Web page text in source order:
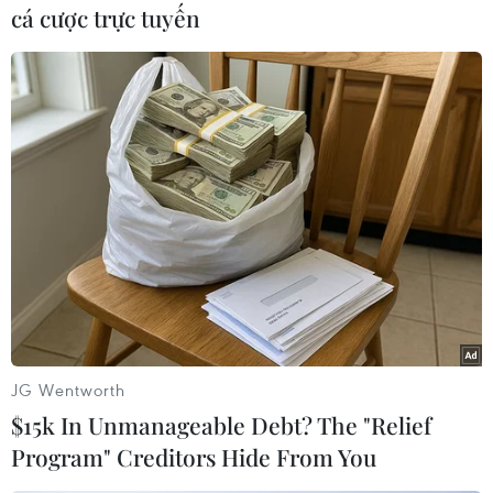
Hyundai Accent là mẫu xe có doanh số cao nhất của Hyundai
tại Việt Nam quý I/2020. (Ảnh nguồn: Hyundai)
Không chỉ Hyundai và Toyota, sức tiêu thụ
xe trên thị trường sụt giảm khiến doanh số bán
hàng của hầu hết các hãng đang kinh doanh tại
Việt Nam đều "lao dốc" trong quý I. THACO KIA
xếp thứ 3 về doanh số bán hàng với 5627 xe bán
ra trong quý I nhưng so với năm ngoái đã giảm
đến 1.862 xe, tương đương 25%.
cá cược trực tuyến
JG Wentworth
$15k In Unmanageable Debt? The "Relief
Program" Creditors Hide From You